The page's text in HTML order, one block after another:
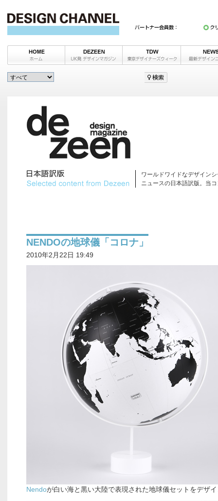
ワールドワイドなデザイン
ニュースの日本語訳版。当
NENDOの地球儀「コロナ」
2010年2月22日 19:49
Nendoが白い海と黒い大陸で表現された地球儀セットをデザ